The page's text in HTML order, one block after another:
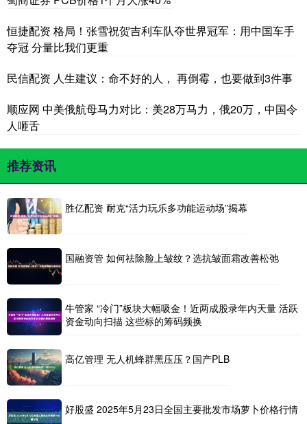
恒捷配资 格局！张雪祝贺吉利车队夺世界冠军：用中国车手
夺冠 分量比我们更重
民信配资 人生建议：命不好的人， 再倒霉，也要做到3件事
顺应网 中美俄航母马力对比：美28万马力，俄20万，中国令
人咂舌
推荐资讯
胜亿配资 耐克“活力玩乐多功能运动场”揭幕
国融资管 如何祛除脸上皱纹？选抗皱面霜改善松弛
牛管家 “冷门”板块大幅吸金！近两成股录年内天量 活跃
资金动向扫描 这些标的筹码频换
高亿管理 无人机蜂群黑压压？国产PLB
好股盛 2025年5月23日全国主要批发市场萝卜价格行情